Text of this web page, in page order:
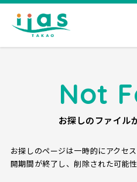
Not
お探しのファイル
お探しのページは一時的にアクセ
開期間が終了し、削除された可能性